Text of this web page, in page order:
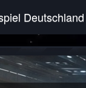
Deutschland